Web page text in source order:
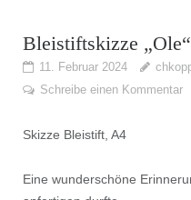
Bleistiftskizze „Ole“
11. Februar 2024
Schreibe einen Kommentar
Skizze Bleistift, A4
Eine wunderschöne